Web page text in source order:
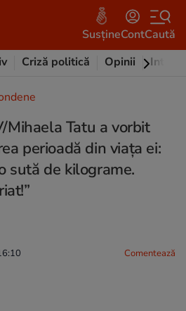
SusțineContCaută
Criză politică Opinii
Mihaela Tatu a vorbit
perioadă din viața ei:
sută de kilograme.
Comentează